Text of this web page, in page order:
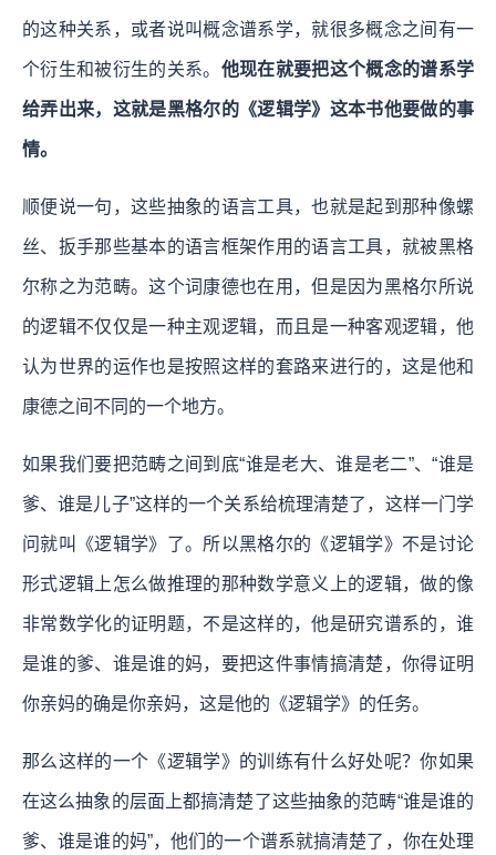
的这种关系，或者说叫概念谱系学，就很多概念之间有一
个衍生和被衍生的关系。 他现在就要把这个概念的谱系学
给弄出来，这就是黑格尔的《逻辑学》这本书他要做的事
情。
顺便说一句，这些抽象的语言工具，也就是起到那种像螺
丝、扳手那些基本的语言框架作用的语言工具，就被黑格
尔称之为范畴。这个词康德也在用，但是因为黑格尔所说
的逻辑不仅仅是一种主观逻辑，而且是一种客观逻辑，他
认为世界的运作也是按照这样的套路来进行的，这是他和
康德之间不同的一个地方。
如果我们要把范畴之间到底“谁是老大、谁是老二”、“谁是
爹、谁是儿子”这样的一个关系给梳理清楚了，这样一门学
问就叫《逻辑学》了。所以黑格尔的《逻辑学》不是讨论
形式逻辑上怎么做推理的那种数学意义上的逻辑，做的像
非常数学化的证明题，不是这样的，他是研究谱系的，谁
是谁的爹、谁是谁的妈，要把这件事情搞清楚，你得证明
你亲妈的确是你亲妈，这是他的《逻辑学》的任务。
那么这样的一个《逻辑学》的训练有什么好处呢？你如果
在这么抽象的层面上都搞清楚了这些抽象的范畴“谁是谁的
爹、谁是谁的妈”，他们的一个谱系就搞清楚了，你在处理